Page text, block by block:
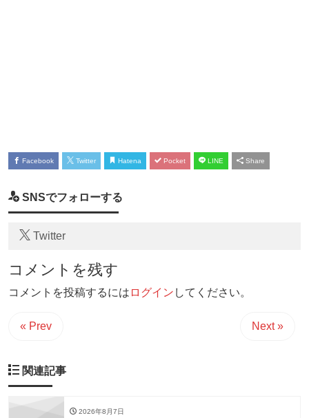
Facebook Twitter Hatena Pocket LINE Share
SNSでフォローする
Twitter
コメントを残す
コメントを投稿するには ログイン してください。
« Prev Next »
関連記事
2026年8月7日